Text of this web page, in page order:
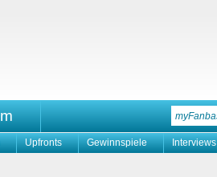
Upfronts Gewinnspiele Interviews